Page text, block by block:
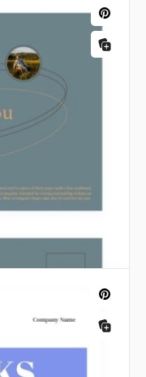
de Montaña
a la
ti. Enviar una
cálidas y